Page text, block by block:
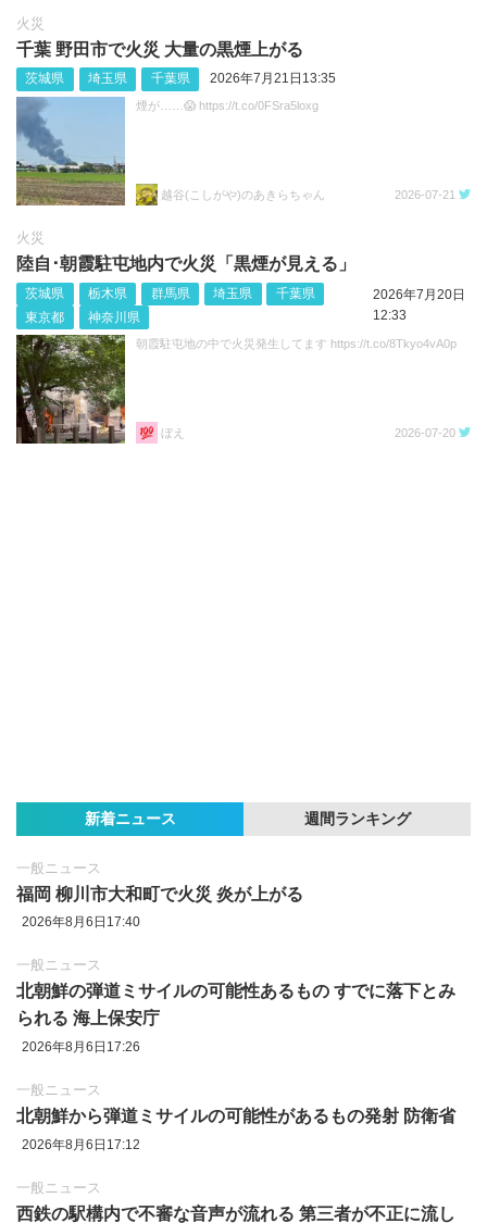
火災
千葉 野田市で火災 大量の黒煙上がる
茨城県 埼玉県 千葉県 2026年7月21日13:35
煙が……😱 https://t.co/0FSra5loxg
越谷(こしがや)のあきらちゃん 2026-07-21
火災
陸自･朝霞駐屯地内で火災「黒煙が見える」
茨城県 栃木県 群馬県 埼玉県
千葉県
東京都
神奈川県
2026年7月20日
12:33
朝霞駐屯地の中で火災発生してます https://t.co/8Tkyo4vA0p
ぼえ 2026-07-20
新着ニュース 週間ランキング
一般ニュース
福岡 柳川市大和町で火災 炎が上がる
2026年8月6日17:40
一般ニュース
北朝鮮の弾道ミサイルの可能性あるもの すでに落下とみ
られる 海上保安庁
2026年8月6日17:26
一般ニュース
北朝鮮から弾道ミサイルの可能性があるもの発射 防衛省
2026年8月6日17:12
一般ニュース
西鉄の駅構内で不審な音声が流れる 第三者が不正に流し